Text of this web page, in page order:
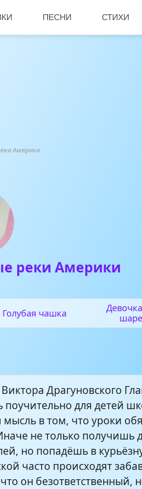
ПЕСНИ СТИХИ
Америки
реки Америки
Голубая чашка
шаре
Виктора Драгуновского
поучительно для детей
мысль в том, что уроки
не только получишь
но попадёшь в
часто происходят
он безответственный,